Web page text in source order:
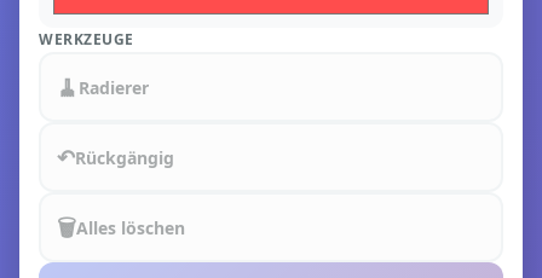
WERKZEUGE
🧹 Radierer
↶Rückgängig
🗑️Alles löschen